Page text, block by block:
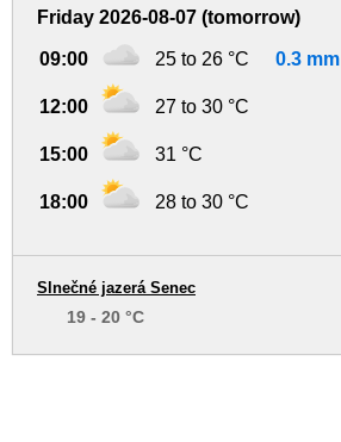
Friday 2026-08-07 (tomorrow)
09:00 25 to 26 °C 0.3 mm
12:00 27 to 30 °C
15:00 31 °C
18:00 28 to 30 °C
Slnečné jazerá Senec
19 - 20 °C